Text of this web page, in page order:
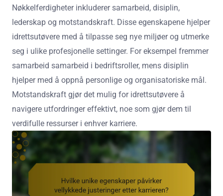
Nøkkelferdigheter inkluderer samarbeid, disiplin,
lederskap og motstandskraft. Disse egenskapene hjelper
idrettsutøvere med å tilpasse seg nye miljøer og utmerke
seg i ulike profesjonelle settinger. For eksempel fremmer
samarbeid samarbeid i bedriftsroller, mens disiplin
hjelper med å oppnå personlige og organisatoriske mål.
Motstandskraft gjør det mulig for idrettsutøvere å
navigere utfordringer effektivt, noe som gjør dem til
verdifulle ressurser i enhver karriere.